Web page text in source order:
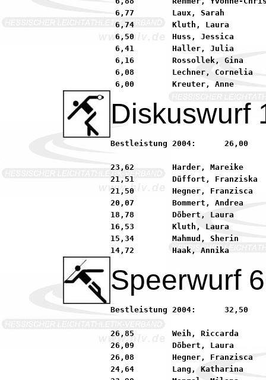
6,77        Laux, Sarah
6,74        Kluth, Laura
6,50        Huss, Jessica
6,41        Haller, Julia
6,16        Rossollek, Gina
6,08        Lechner, Cornelia
Diskuswurf
Bestleistung 2004:	26,00        Rückert, Fiona          90 LG MINIMAX Seligenstad
23,62        Harder, Mareike
21,51        Düffort, Franziska
21,50        Hegner, Franzisca
20,07        Bommert, Andrea
18,78        Döbert, Laura
16,53        Kluth, Laura
15,34        Mahmud, Sherin
Speerwurf
Bestleistung 2004:	32,50        Rückert, Fiona          90 LG MINIMAX Seligenstad
26,85        Weih, Riccarda
26,09        Döbert, Laura
26,08        Hegner, Franzisca
24,64        Lang, Katharina